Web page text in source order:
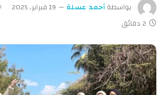
بواسطةأحمد عسلة 19 فبراير، 2025
2 دقائق